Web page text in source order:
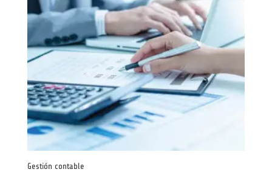
Gestión contable